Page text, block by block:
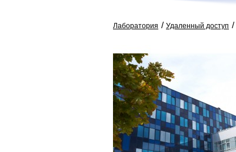
Лаборатория / Удаленный доступ /